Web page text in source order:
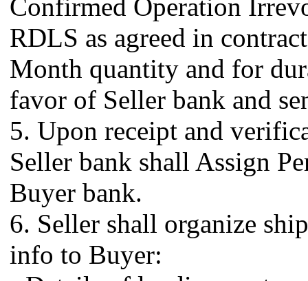
Confirmed Operation
RDLS as agreed in
Month quantity and for
favor of Seller bank and
5. Upon receipt and
Seller bank shall Assign
Buyer bank.
6. Seller shall organize
info to Buyer: